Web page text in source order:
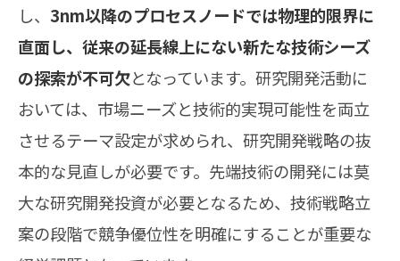
し、 3nm以降のプロセスノードでは物理的限界に
直面し、従来の延長線上にない新たな技術シーズ
の探索が不可欠となっています。研究開発活動に
おいては、市場ニーズと技術的実現可能性を両立
させるテーマ設定が求められ、研究開発戦略の抜
本的な見直しが必要です。先端技術の開発には莫
大な研究開発投資が必要となるため、技術戦略立
案の段階で競争優位性を明確にすることが重要な